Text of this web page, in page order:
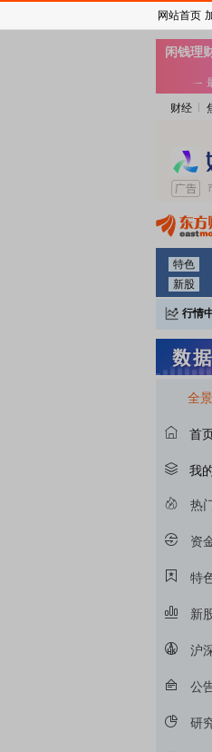
财经
特色
新股
行情
全
首
我
热
资
特
新
沪
公
研
网站首页